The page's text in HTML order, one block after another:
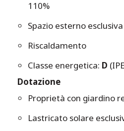
110%
Spazio esterno
Riscaldamento
Classe energetica: D
Dotazione
Proprietà con giardino
Lastricato solare